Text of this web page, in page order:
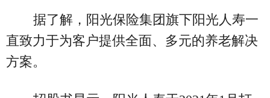
据了解，阳光保险集团旗下阳光人寿一
直致力于为客户提供全面、多元的养老解决
方案。